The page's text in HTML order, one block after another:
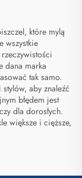
które mylą
wszystkie
dana marka
tak samo.
aby znaleźć
błędem jest
dla dorosłych.
większe i cięższe,